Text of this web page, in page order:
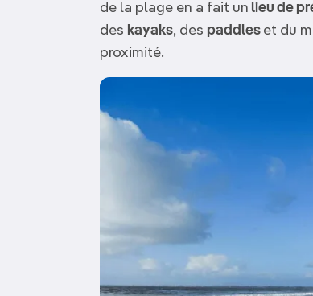
de la plage en a fait un lieu de
des kayaks, des paddles et du
proximité.
Image